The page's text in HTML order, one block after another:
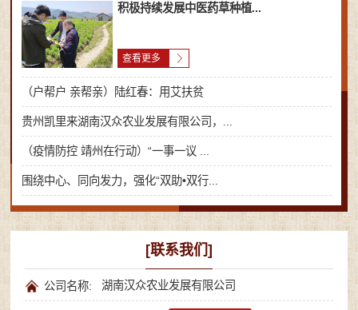
积极持续发展中医药草种植...
查看更多
（户帮户 亲帮亲）陆红春：用艾扶贫
贵州凯里来湖南汉众农业发展有限公司，...
（疫情防控 靖州在行动）“一事一议 ...
围绕中心、同向发力，强化“双助•双行...
[联系我们]
公司名称: 湖南汉众农业发展有限公司